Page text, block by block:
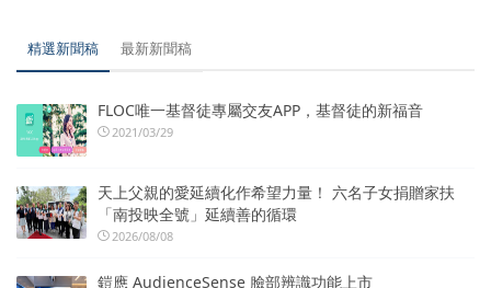
精選新聞稿 最新新聞稿
FLOC唯一基督徒專屬交友APP，基督徒的新福音
2021/03/29
天上父親的愛延續化作希望力量！ 六名子女捐贈家扶
「南投映全號」延續善的循環
2026/08/08
鎧應 AudienceSense 臉部辨識功能上市